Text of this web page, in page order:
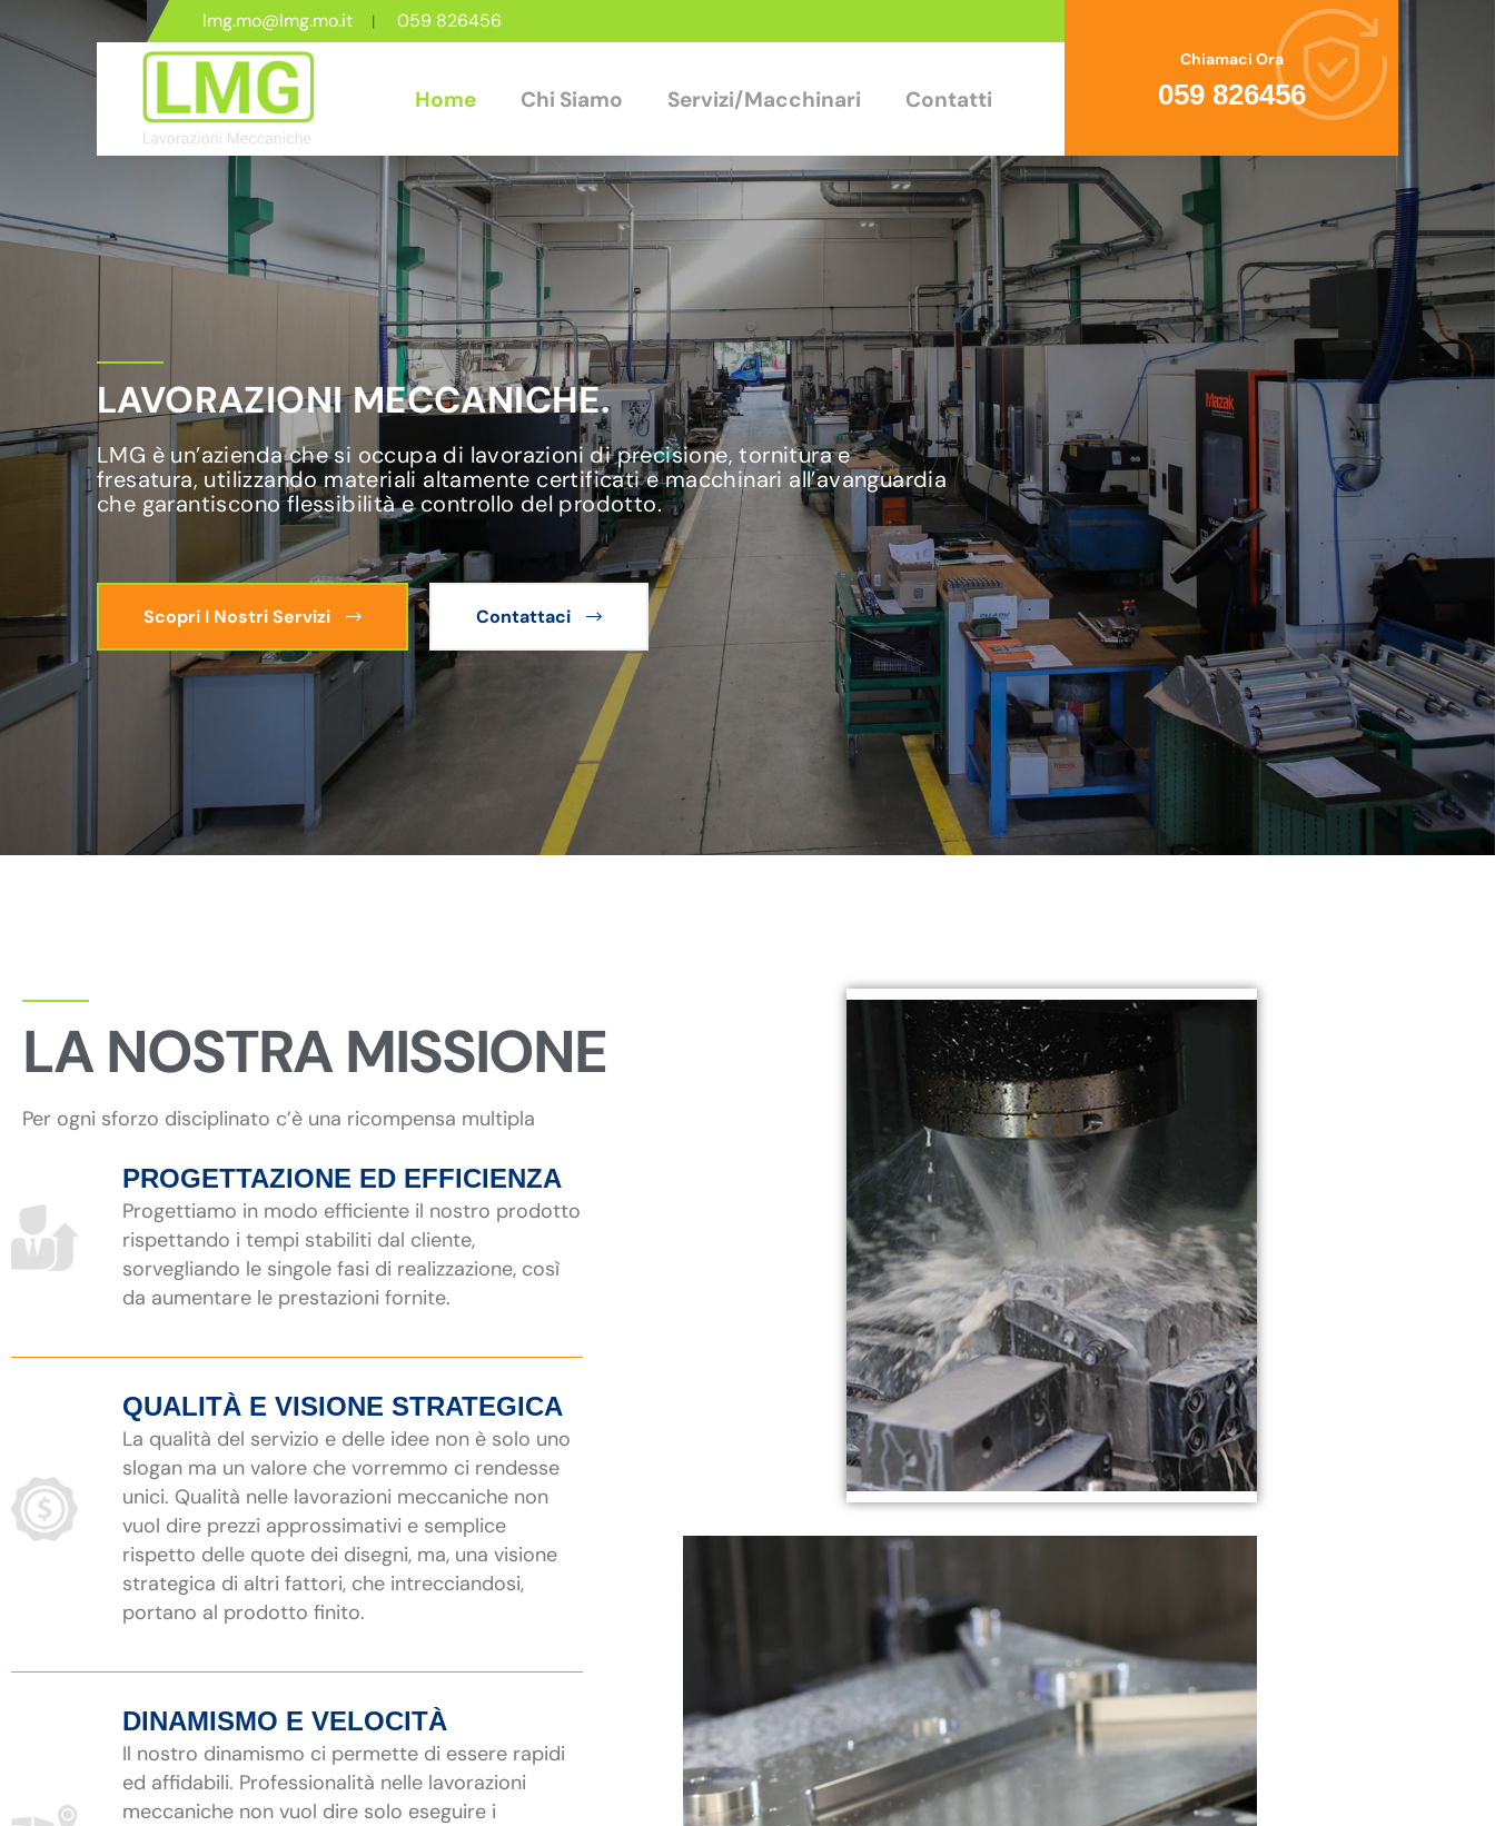
lmg.mo@lmg.mo.it 059 826456
Home Chi Siamo Servizi/Macchinari Contatti
Chiamaci Ora
059 826456
LAVORAZIONI MECCANICHE.
LMG è un’azienda che si occupa di lavorazioni di precisione, tornitura e
fresatura, utilizzando materiali altamente certificati e macchinari all’avanguardia
che garantiscono flessibilità e controllo del prodotto.
Scopri I Nostri Servizi Contattaci
LA NOSTRA MISSIONE
Per ogni sforzo disciplinato c’è una ricompensa multipla
PROGETTAZIONE ED EFFICIENZA
Progettiamo in modo efficiente il nostro prodotto
rispettando i tempi stabiliti dal cliente,
sorvegliando le singole fasi di realizzazione, così
da aumentare le prestazioni fornite.
QUALITÀ E VISIONE STRATEGICA
La qualità del servizio e delle idee non è solo uno
slogan ma un valore che vorremmo ci rendesse
unici. Qualità nelle lavorazioni meccaniche non
vuol dire prezzi approssimativi e semplice
rispetto delle quote dei disegni, ma, una visione
strategica di altri fattori, che intrecciandosi,
portano al prodotto finito.
DINAMISMO E VELOCITÀ
Il nostro dinamismo ci permette di essere rapidi
ed affidabili. Professionalità nelle lavorazioni
meccaniche non vuol dire solo eseguire i